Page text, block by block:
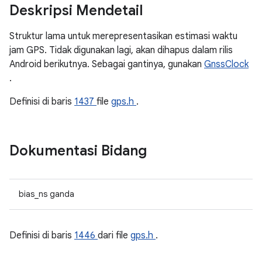
Deskripsi Mendetail
Struktur lama untuk merepresentasikan estimasi waktu
jam GPS. Tidak digunakan lagi, akan dihapus dalam rilis
Android berikutnya. Sebagai gantinya, gunakan GnssClock
.
Definisi di baris 1437 file gps.h .
Dokumentasi Bidang
bias_ns ganda
Definisi di baris 1446 dari file gps.h .